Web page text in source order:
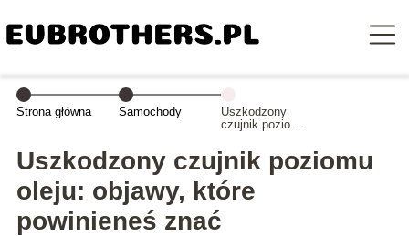
Strona główna Samochody
Uszkodzony
czujnik poziomu
które
powinieneś znać
Uszkodzony czujnik poziomu
oleju: objawy, które
powinieneś znać